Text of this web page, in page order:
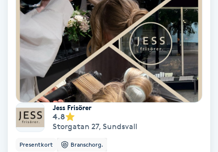
Skoinlägg
Skägg
Skäggfärgning
Skäggklippning
Skäggtrimmning
Skönhet
Jess Frisörer
4.8
Storgatan 27, Sundsvall
Presentkort Branschorg.